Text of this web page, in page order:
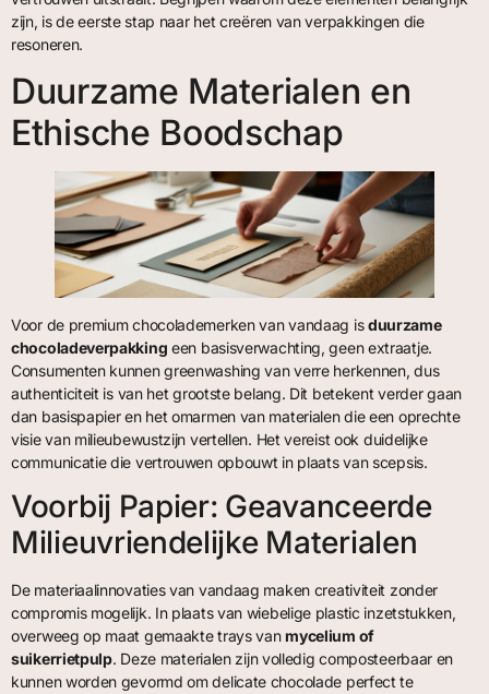
zijn, is de eerste stap naar het creëren van verpakkingen die
resoneren.
Duurzame Materialen en
Ethische Boodschap
Voor de premium chocolademerken van vandaag isduurzame
chocoladeverpakking een basisverwachting, geen extraatje.
Consumenten kunnen greenwashing van verre herkennen, dus
authenticiteit is van het grootste belang. Dit betekent verder gaan
dan basispapier en het omarmen van materialen die een oprechte
visie van milieubewustzijn vertellen. Het vereist ook duidelijke
communicatie die vertrouwen opbouwt in plaats van scepsis.
Voorbij Papier: Geavanceerde
Milieuvriendelijke Materialen
De materiaalinnovaties van vandaag maken creativiteit zonder
compromis mogelijk. In plaats van wiebelige plastic inzetstukken,
overweeg op maat gemaakte trays vanmycelium of
suikerrietpulp. Deze materialen zijn volledig composteerbaar en
kunnen worden gevormd om delicate chocolade perfect te